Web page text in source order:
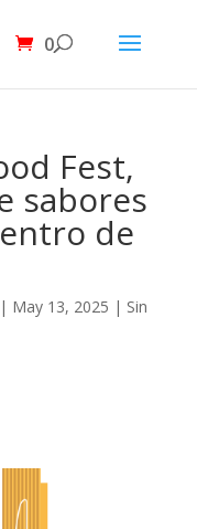
0
Fest,
sabores
de
| May 13, 2025 | Sin